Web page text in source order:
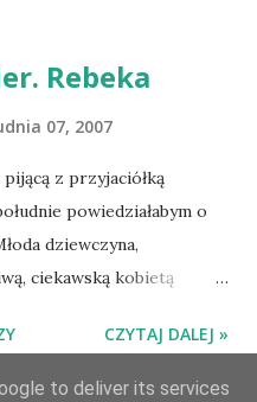
Rebeka
07, 2007
pijącą z przyjaciółką
powiedziałabym o
dziewczyna,
ciekawską kobietą
Manderley,
Gdy starsza pani
CZYTAJ DALEJ »
to deliver its services